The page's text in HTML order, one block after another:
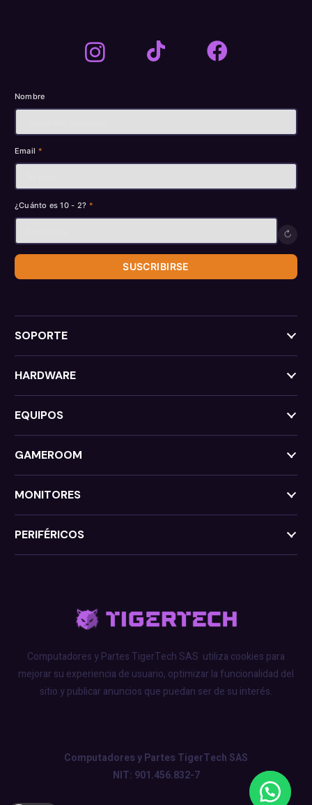
Nombre
Email *
¿Cuánto es 10 - 2? *
↻
SUSCRIBIRSE
SOPORTE
HARDWARE
EQUIPOS
GAMEROOM
MONITORES
PERIFÉRICOS
Computadores y Partes TigerTech SAS utiliza cookies para
mejorar su experiencia de usuario, optimizar la funcionalidad del
sitio y publicar anuncios que puedan ser de su interés.
Computadores y Partes TigerTech SAS
NIT: 901.456.832-7